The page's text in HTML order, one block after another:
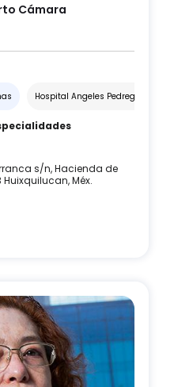
Cámara
Hospital Angeles Pedregal
s/n, Hacienda de
Méx.